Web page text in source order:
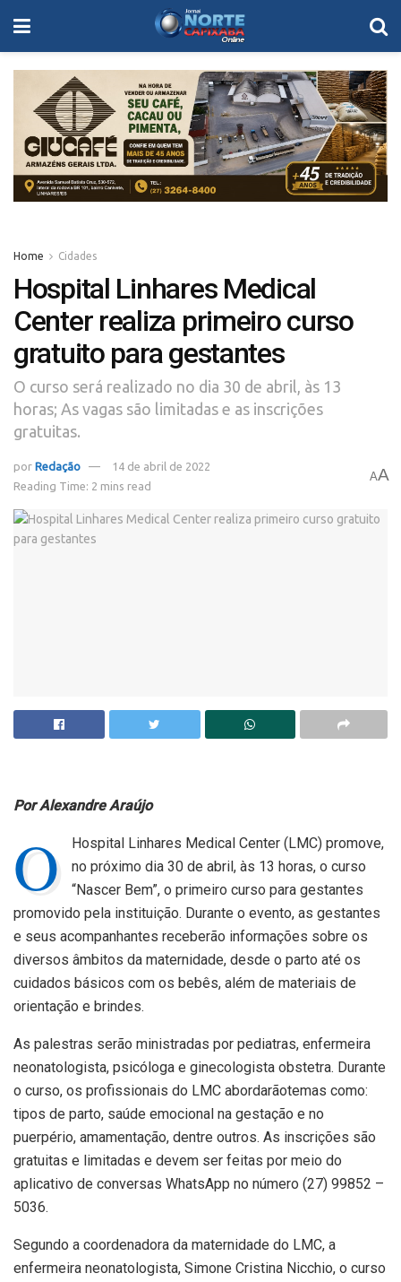
Home Cidades
Hospital Linhares Medical
Center realiza primeiro curso
gratuito para gestantes
O curso será realizado no dia 30 de abril, às 13
horas; As vagas são limitadas e as inscrições
gratuitas.
por Redação
14 de abril de 2022
Reading Time: 2 mins read
AA
Por Alexandre Araújo
O
Hospital Linhares Medical Center (LMC) promove,
no próximo dia 30 de abril, às 13 horas, o curso
“Nascer Bem”, o primeiro curso para gestantes
promovido pela instituição. Durante o evento, as gestantes
e seus acompanhantes receberão informações sobre os
diversos âmbitos da maternidade, desde o parto até os
cuidados básicos com os bebês, além de materiais de
orientação e brindes.
As palestras serão ministradas por pediatras, enfermeira
neonatologista, psicóloga e ginecologista obstetra. Durante
o curso, os profissionais do LMC abordarãotemas como:
tipos de parto, saúde emocional na gestação e no
puerpério, amamentação, dentre outros. As inscrições são
gratuitas e limitadas e devem ser feitas por meio do
aplicativo de conversas WhatsApp no número (27) 99852 –
5036.
Segundo a coordenadora da maternidade do LMC, a
enfermeira neonatologista, Simone Cristina Nicchio, o curso